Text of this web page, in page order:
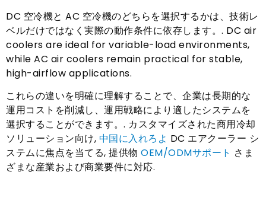
DC 空冷機と AC 空冷機のどちらを選択するかは、技術レ
ベルだけではなく実際の動作条件に依存します。. DC air
coolers are ideal for variable-load environments,
while AC air coolers remain practical for stable,
high-airflow applications.
これらの違いを明確に理解することで、企業は長期的な
運用コストを削減し、運用戦略により適したシステムを
選択することができます。. カスタマイズされた商用冷却
ソリューション向け, 中国に入れろよ DC エアクーラー シ
ステムに焦点を当てる, 提供物 OEM/ODMサポート さま
ざまな産業および商業要件に対応.